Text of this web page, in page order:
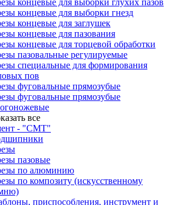
концевые для выборки глухих пазов
концевые для выборки гнезд
концевые для заглушек
концевые для пазования
концевые для торцевой обработки
пазовальные регулируемые
специальные для формирования
пов
фуговальные прямозубые
фуговальные прямозубые
все
- "СМТ"
пазовые
по алюминию
по композиту (искусственному
приспособления, инструмент и